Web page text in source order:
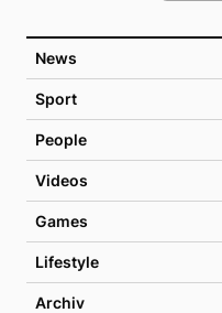
News
Sport
People
Videos
Games
Lifestyle
Archiv